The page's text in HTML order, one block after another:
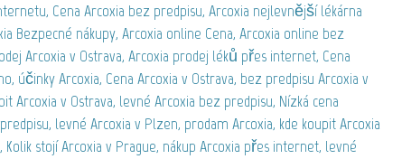
Cena Arcoxia bez predpisu, Arcoxia nejlevnější lékárna
Bezpecné nákupy, Arcoxia online Cena, Arcoxia online bez
Arcoxia v Ostrava, Arcoxia prodej léků přes internet, Cena
účinky Arcoxia, Cena Arcoxia v Ostrava, bez predpisu Arcoxia v
Arcoxia v Ostrava, levné Arcoxia bez predpisu, Nízká cena
levné Arcoxia v Plzen, prodam Arcoxia, kde koupit Arcoxia
stojí Arcoxia v Prague, nákup Arcoxia přes internet, levné